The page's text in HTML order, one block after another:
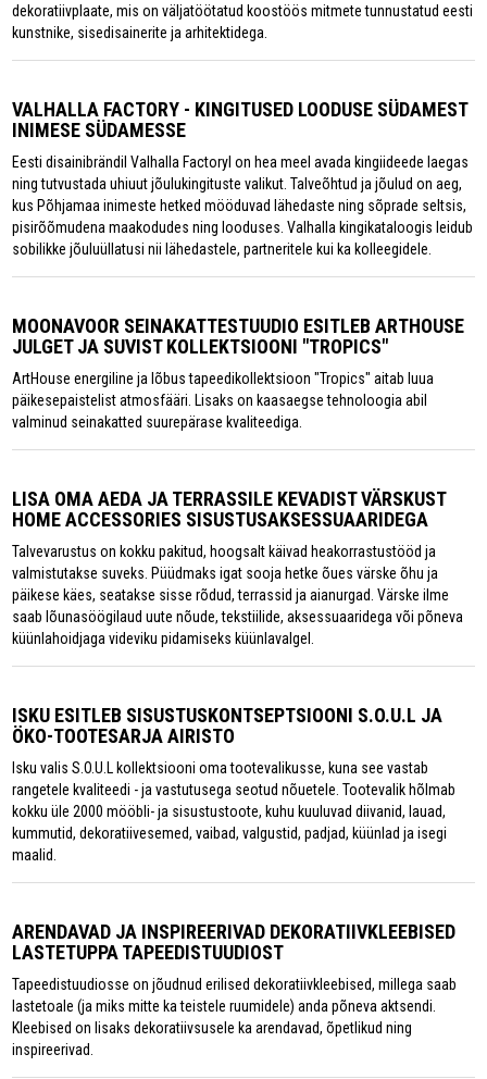
dekoratiivplaate, mis on väljatöötatud koostöös mitmete tunnustatud eesti
kunstnike, sisedisainerite ja arhitektidega.
VALHALLA FACTORY - KINGITUSED LOODUSE SÜDAMEST
INIMESE SÜDAMESSE
Eesti disainibrändil Valhalla Factoryl on hea meel avada kingiideede laegas
ning tutvustada uhiuut jõulukingituste valikut. Talveõhtud ja jõulud on aeg,
kus Põhjamaa inimeste hetked mööduvad lähedaste ning sõprade seltsis,
pisirõõmudena maakodudes ning looduses. Valhalla kingikataloogis leidub
sobilikke jõuluüllatusi nii lähedastele, partneritele kui ka kolleegidele.
MOONAVOOR SEINAKATTESTUUDIO ESITLEB ARTHOUSE
JULGET JA SUVIST KOLLEKTSIOONI "TROPICS"
ArtHouse energiline ja lõbus tapeedikollektsioon "Tropics" aitab luua
päikesepaistelist atmosfääri. Lisaks on kaasaegse tehnoloogia abil
valminud seinakatted suurepärase kvaliteediga.
LISA OMA AEDA JA TERRASSILE KEVADIST VÄRSKUST
HOME ACCESSORIES SISUSTUSAKSESSUAARIDEGA
Talvevarustus on kokku pakitud, hoogsalt käivad heakorrastustööd ja
valmistutakse suveks. Püüdmaks igat sooja hetke õues värske õhu ja
päikese käes, seatakse sisse rõdud, terrassid ja aianurgad. Värske ilme
saab lõunasöögilaud uute nõude, tekstiilide, aksessuaaridega või põneva
küünlahoidjaga videviku pidamiseks küünlavalgel.
ISKU ESITLEB SISUSTUSKONTSEPTSIOONI S.O.U.L JA
ÖKO-TOOTESARJA AIRISTO
Isku valis S.O.U.L kollektsiooni oma tootevalikusse, kuna see vastab
rangetele kvaliteedi - ja vastutusega seotud nõuetele. Tootevalik hõlmab
kokku üle 2000 mööbli- ja sisustustoote, kuhu kuuluvad diivanid, lauad,
kummutid, dekoratiivesemed, vaibad, valgustid, padjad, küünlad ja isegi
maalid.
ARENDAVAD JA INSPIREERIVAD DEKORATIIVKLEEBISED
LASTETUPPA TAPEEDISTUUDIOST
Tapeedistuudiosse on jõudnud erilised dekoratiivkleebised, millega saab
lastetoale (ja miks mitte ka teistele ruumidele) anda põneva aktsendi.
Kleebised on lisaks dekoratiivsusele ka arendavad, õpetlikud ning
inspireerivad.